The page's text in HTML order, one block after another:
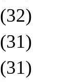
(32)
(31)
(31)